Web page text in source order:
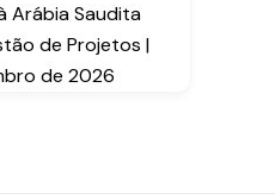
Arábia Saudita
de Projetos |
de 2026